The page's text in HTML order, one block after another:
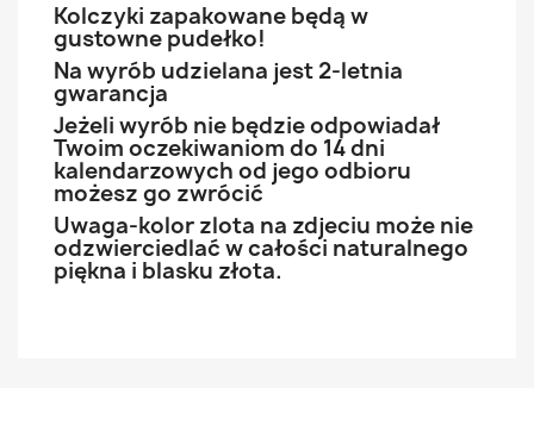
Kolczyki zapakowane będą w
gustowne pudełko!
Na wyrób udzielana jest 2-letnia
gwarancja
Jeżeli wyrób nie będzie odpowiadał
Twoim oczekiwaniom do 14 dni
kalendarzowych od jego odbioru
możesz go zwrócić
Uwaga-kolor zlota na zdjeciu może nie
odzwierciedlać w całości naturalnego
piękna i blasku złota.